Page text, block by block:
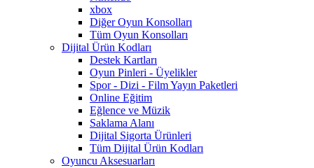
xbox
Diğer Oyun Konsolları
Tüm Oyun Konsolları
Dijital Ürün Kodları
Destek Kartları
Oyun Pinleri - Üyelikler
Spor - Dizi - Film Yayın Paketleri
Online Eğitim
Eğlence ve Müzik
Saklama Alanı
Dijital Sigorta Ürünleri
Tüm Dijital Ürün Kodları
Oyuncu Aksesuarları